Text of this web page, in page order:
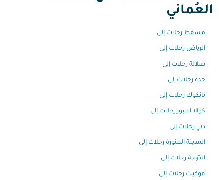
العُماني
مسقط رحلات إلى
الرياض رحلات إلى
صلالة رحلات إلى
جدة رحلات إلى
بانكوك رحلات إلى
كوالا لمبور رحلات إلى
دبي رحلات إلى
المدينة المنورة رحلات إلى
الدّوحة رحلات إلى
فوكيت رحلات إلى